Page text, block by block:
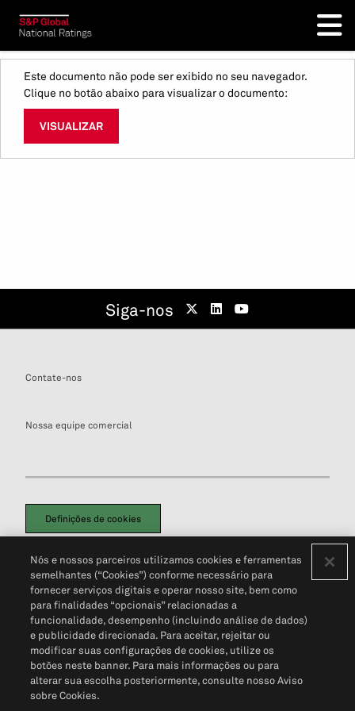
Este documento não pode ser exibido no seu navegador.
Clique no botão abaixo para visualizar o documento:
VISUALIZAR
Siga-nos
Contate-nos
Nossa equipe comercial
Definições de cookies
Política de PrivacidadePortal de privacidade do cliente (em inglês)
Não Venda Minhas Informações Pessoais© 2026 S&P Global
Nós e nossos parceiros utilizamos cookies e ferramentas
semelhantes (“Cookies”) conforme necessário para
fornecer serviços digitais e operar nosso site, bem como
para finalidades “opcionais” relacionadas a
funcionalidade, desempenho (incluindo análise de dados)
e publicidade direcionada. Para aceitar, rejeitar ou
modificar suas configurações de cookies, utilize os
botões neste banner. Para mais informações ou para
alterar sua escolha posteriormente, consulte nosso Aviso
sobre Cookies.